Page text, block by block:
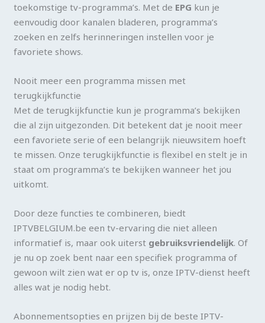
toekomstige tv-programma’s. Met de EPG kun je
eenvoudig door kanalen bladeren, programma’s
zoeken en zelfs herinneringen instellen voor je
favoriete shows.
Nooit meer een programma missen met
terugkijkfunctie
Met de terugkijkfunctie kun je programma’s bekijken
die al zijn uitgezonden. Dit betekent dat je nooit meer
een favoriete serie of een belangrijk nieuwsitem hoeft
te missen. Onze terugkijkfunctie is flexibel en stelt je in
staat om programma’s te bekijken wanneer het jou
uitkomt.
Door deze functies te combineren, biedt
IPTVBELGIUM.be een tv-ervaring die niet alleen
informatief is, maar ook uiterst gebruiksvriendelijk. Of
je nu op zoek bent naar een specifiek programma of
gewoon wilt zien wat er op tv is, onze IPTV-dienst heeft
alles wat je nodig hebt.
Abonnementsopties en prijzen bij de beste IPTV-